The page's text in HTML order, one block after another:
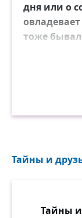
дня или о
тоже
чему не
Тайны и
Тайны и